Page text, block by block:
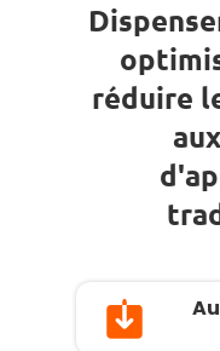
réduire